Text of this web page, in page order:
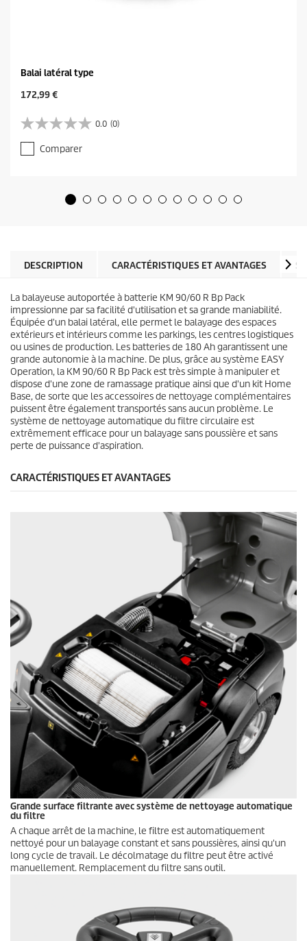
Balai latéral type
C
r
e
n
p
c
e
172,99 €
0.0 (0)
0
.
0
Comparer
DESCRIPTION CARACTÉRISTIQUES ET AVANTAGES
La balayeuse autoportée à batterie KM 90/60 R Bp Pack
impressionne par sa facilité d'utilisation et sa grande maniabilité.
Équipée d'un balai latéral, elle permet le balayage des espaces
extérieurs et intérieurs comme les parkings, les centres logistiques
ou usines de production. Les batteries de 180 Ah garantissent une
grande autonomie à la machine. De plus, grâce au système EASY
Operation, la KM 90/60 R Bp Pack est très simple à manipuler et
dispose d'une zone de ramassage pratique ainsi que d'un kit Home
Base, de sorte que les accessoires de nettoyage complémentaires
puissent être également transportés sans aucun problème. Le
système de nettoyage automatique du filtre circulaire est
extrêmement efficace pour un balayage sans poussière et sans
perte de puissance d'aspiration.
CARACTÉRISTIQUES ET AVANTAGES
Grande surface filtrante avec système de nettoyage automatique
du filtre
A chaque arrêt de la machine, le filtre est automatiquement
nettoyé pour un balayage constant et sans poussières, ainsi qu'un
long cycle de travail. Le décolmatage du filtre peut être activé
manuellement. Remplacement du filtre sans outil.